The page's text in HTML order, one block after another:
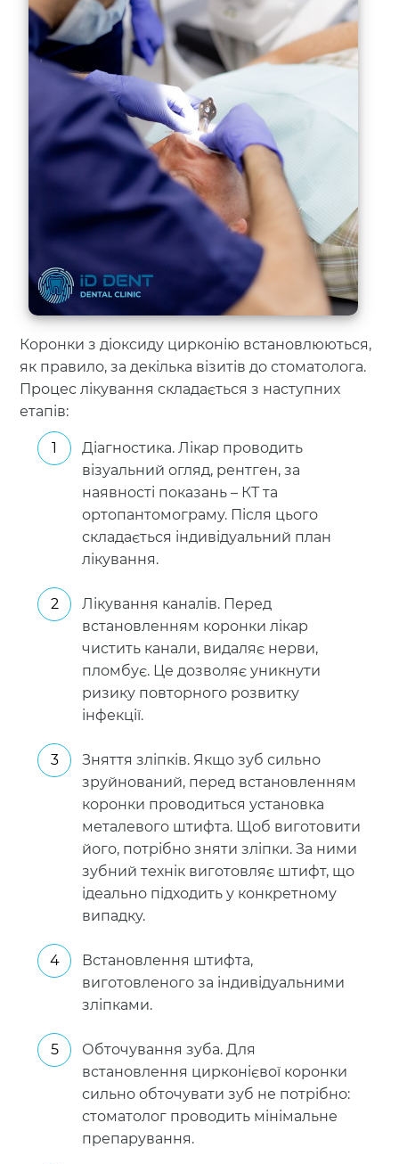
Коронки з діоксиду цирконію встановлюються,
як правило, за декілька візитів до стоматолога.
Процес лікування складається з наступних
етапів:
Діагностика. Лікар проводить
візуальний огляд, рентген, за
наявності показань – КТ та
ортопантомограму. Після цього
складається індивідуальний план
лікування.
Лікування каналів. Перед
встановленням коронки лікар
чистить канали, видаляє нерви,
пломбує. Це дозволяє уникнути
ризику повторного розвитку
інфекції.
Зняття зліпків. Якщо зуб сильно
зруйнований, перед встановленням
коронки проводиться установка
металевого штифта. Щоб виготовити
його, потрібно зняти зліпки. За ними
зубний технік виготовляє штифт, що
ідеально підходить у конкретному
випадку.
Встановлення штифта,
виготовленого за індивідуальними
зліпками.
Обточування зуба. Для
встановлення цирконієвої коронки
сильно обточувати зуб не потрібно:
стоматолог проводить мінімальне
препарування.